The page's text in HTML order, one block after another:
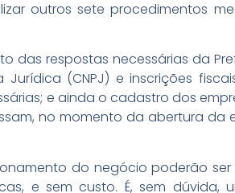
outros sete procedimentos
das respostas necessárias da
(CNPJ) e inscrições
e ainda o cadastro dos
no momento da abertura da
do negócio poderão ser
e sem custo. É, sem dúvida,